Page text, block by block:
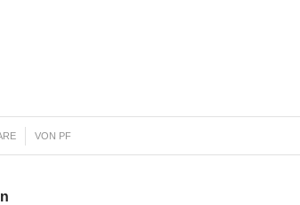
VON PF